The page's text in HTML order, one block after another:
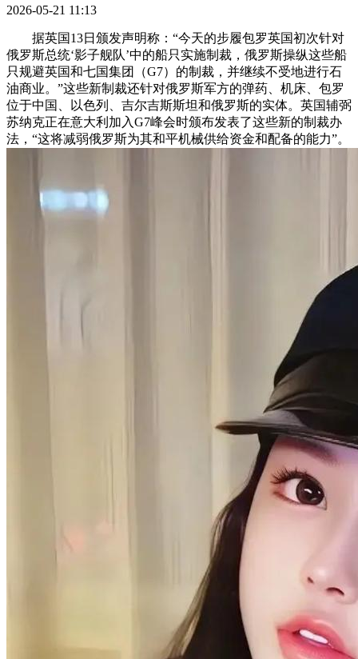
2026-05-21 11:13
据英国13日颁发声明称：“今天的步履包罗英国初次针对
俄罗斯总统‘影子舰队’中的船只实施制裁，俄罗斯操纵这些船
只规避英国和七国集团（G7）的制裁，并继续不受地进行石
油商业。”这些新制裁还针对俄罗斯军方的弹药、机床、包罗
位于中国、以色列、吉尔吉斯斯坦和俄罗斯的实体。英国辅弼
苏纳克正在意大利加入G7峰会时颁布发表了这些新的制裁办
法，“这将减弱俄罗斯为其和平机械供给资金和配备的能力”。